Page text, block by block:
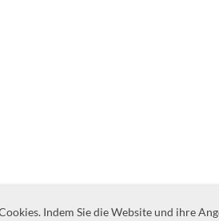
Indem Sie die Website und ihre